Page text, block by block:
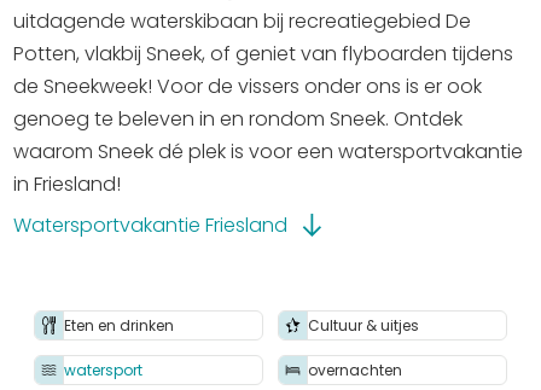
De Friese meren
Other languages
UITagenda
Routes
Veel bezochte pagina's:
Top 10 leuke dingen
Vakantie vieren in Sneek
uitdagende waterskibaan bij recreatiegebied De
Potten, vlakbij Sneek, of geniet van flyboarden tijdens
de Sneekweek! Voor de vissers onder ons is er ook
genoeg te beleven in en rondom Sneek. Ontdek
waarom Sneek dé plek is voor een watersportvakantie
in Friesland!
Ontdek een onvergetelijke watersportvakantie in
aanlegplaatsen met water- en
elektriciteitsvoorzieningen, en goed uitgeruste
sanitaire faciliteiten in het centrum. De stad beschikt
Watersportvakantie Friesland
Eten en drinken Cultuur & uitjes
watersport overnachten